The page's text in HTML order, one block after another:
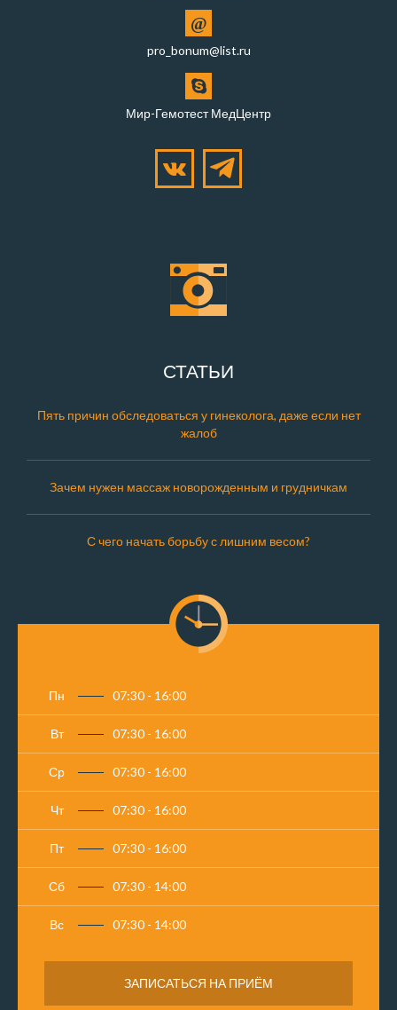
@
pro_bonum@list.ru
Мир-Гемотест МедЦентр
СТАТЬИ
Пять причин обследоваться у гинеколога, даже если нет
жалоб
Зачем нужен массаж новорожденным и грудничкам
С чего начать борьбу с лишним весом?
Пн 07:30 - 16:00
Вт 07:30 - 16:00
Ср 07:30 - 16:00
Чт 07:30 - 16:00
Пт 07:30 - 16:00
Сб 07:30 - 14:00
Вс 07:30 - 14:00
ЗАПИСАТЬСЯ НА ПРИЁМ